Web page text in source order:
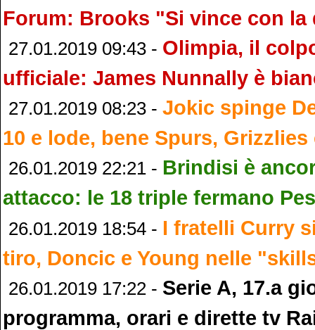
Forum: Brooks "Si vince con la
27.01.2019 09:43 - Olimpia, il
ufficiale: James Nunnally è
27.01.2019 08:23 - Jokic spinge
10 e lode, bene Spurs, Grizzlies
26.01.2019 22:21 - Brindisi è
attacco: le 18 triple fermano
26.01.2019 18:54 - I fratelli Curry
tiro, Doncic e Young nelle
26.01.2019 17:22 - Serie A, 17.a
programma, orari e dirette tv